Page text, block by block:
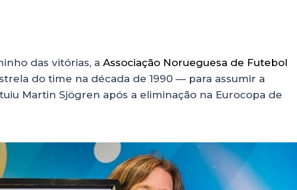
das vitórias, a Associação Norueguesa de Futebol
do time na década de 1990 — para assumir a
Martin Sjögren após a eliminação na Eurocopa de